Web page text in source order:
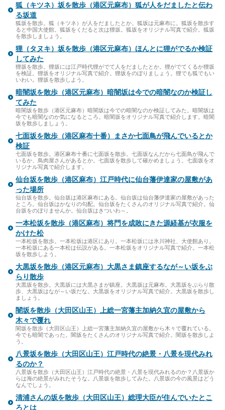
狐（キツネ）坂を散歩（港区元麻布）狐が人をだましたと伝わ
る坂道
狐坂を散歩。狐（キツネ）が人をだましたとか。狐坂は元麻布に。狐坂を散歩す
ると中国大使館。狐坂をくだると次は狸坂。狐坂をオリジナル写真で紹介。狐坂
を散歩しましょう。
狸（タヌキ）坂を散歩（港区元麻布）ほんとに狸がでるか検証
してみた
狸坂を散歩。狸坂には江戸時代狸がでて人をだましたとか。狸がでてくるか狸坂
を検証。狸坂をオリジナル写真で紹介。狸坂をのぼりましょう。狸でも狐でもい
いわい。狸坂を散歩しよう。
暗闇坂を散歩（港区元麻布）暗闇坂は今での暗闇なのか検証し
てみた
暗闇坂を散歩（港区元麻布）暗闇坂は今での暗闇なのか検証してみた。暗闇坂は
今でも暗闇なのか気になるところ。暗闇坂をオリジナル写真で紹介します。暗闇
坂を散歩しましょう。
七面坂を散歩（港区麻布十番）まさか七面鳥が飛んでいるとか
検証
七面坂を散歩。港区麻布十番に七面坂を散歩。七面坂なんだから七面鳥が飛んで
いるか、鳥肉屋さんがあるとか。七面坂を散歩して確かめましょう。七面坂をオ
リジナル写真で紹介します。
仙台坂を散歩（港区麻布）江戸時代に仙台藩伊達家の屋敷があ
った場所
仙台坂を散歩。仙台坂は港区麻布にある。仙台坂は仙台藩伊達家の屋敷があった
ところ。仙台坂はかなりの勾配。仙台坂をたくさんのオリジナル写真で紹介。仙
台坂をのぼりませんか。仙台坂はきついわ～。
一本松坂を散歩（港区麻布）将門を成敗にきた源経基が衣服を
かけた松
一本松坂を散歩。一本松坂は港区にあり。一本松坂には氷川神社、大使館あり。
一本松坂にある一本松は伝説がある。一本松坂をオリジナル写真で紹介。一本松
坂を散歩しよう。
大黒坂を散歩（港区元麻布）大黒さま鎮座するなが～い坂をぶ
らり散歩
大黒坂を散歩。大黒坂には大黒さまが鎮座。大黒坂は元麻布。大黒坂をぶらり散
歩、大黒坂はなが～い坂だな。大黒坂をオリジナル写真で紹介。大黒坂を散歩し
ましょう。
闇坂を散歩（大田区山王）上総一宮藩主加納久宜の屋敷から
木々で覆れ
闇坂を散歩（大田区山王）上総一宮藩主加納久宜の屋敷から木々で覆れている。
今でも暗闇であった。闇坂をたくさんのオリジナル写真で紹介。闇坂を散歩しよ
う。
八景坂を散歩（大田区山王）江戸時代の絶景・八景を現代みれ
るのか？
八景坂を散歩（大田区山王）江戸時代の絶景・八景を現代みれるのか？八景坂か
らは海の絶景がみれたそうな。八景坂を散歩してみた。八景坂の今の風景はどう
なんでしょう。
清浦さんの坂を散歩（大田区山王）総理大臣が住んでいたとこ
ろとは